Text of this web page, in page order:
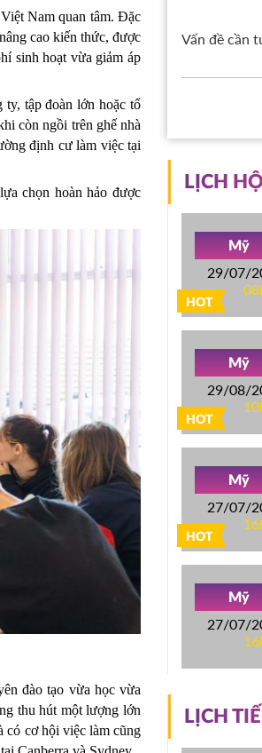
Nam quan tâm. Đặc
nâng cao kiến thức, được
sinh hoạt vừa giảm áp
tập đoàn lớn hoặc tổ
còn ngồi trên ghế nhà
định cư làm việc tại
chọn hoàn hảo được
đào tạo vừa học vừa
thu hút một lượng lớn
có cơ hội việc làm cũng
LỊCH
HOT
Mỹ
29/07/
HOT
Mỹ
29/08/
HOT
Mỹ
27/07/
Mỹ
27/07/
LỊCH